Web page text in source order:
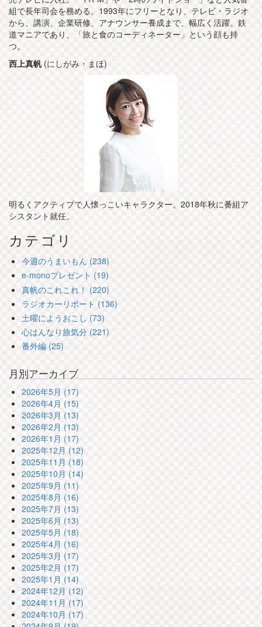
組で長年司会を務める。1993年にフリーとなり、テレビ・ラジオ
から、講演、企業研修、アナウンサー養成まで、幅広く活躍。鉄
道マニアであり、「旅と食のコーディネーター」という顔も持
つ。
西上真帆(にしがみ・まほ)
明るくアクティブで人懐っこいキャラクター。2018年秋に番組ア
シスタント就任。
カテゴリ
今週のうまいもん (238)
e-monoプレゼント (19)
真帆のこれこれ！ (220)
ラジオカーリポート (136)
土曜にようおこし (73)
心はんなり旅気分 (221)
番外編 (25)
月別アーカイブ
2026年5月 (17)
2026年4月 (15)
2026年3月 (13)
2026年2月 (13)
2026年1月 (17)
2025年12月 (12)
2025年11月 (18)
2025年10月 (14)
2025年9月 (11)
2025年8月 (16)
2025年7月 (13)
2025年6月 (13)
2025年5月 (18)
2025年4月 (16)
2025年3月 (17)
2025年2月 (17)
2025年1月 (14)
2024年12月 (12)
2024年11月 (17)
2024年10月 (17)